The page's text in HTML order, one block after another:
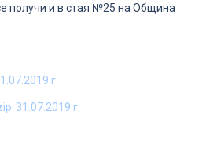
получи и в стая №25 на Община
г.
31.07.2019 г.